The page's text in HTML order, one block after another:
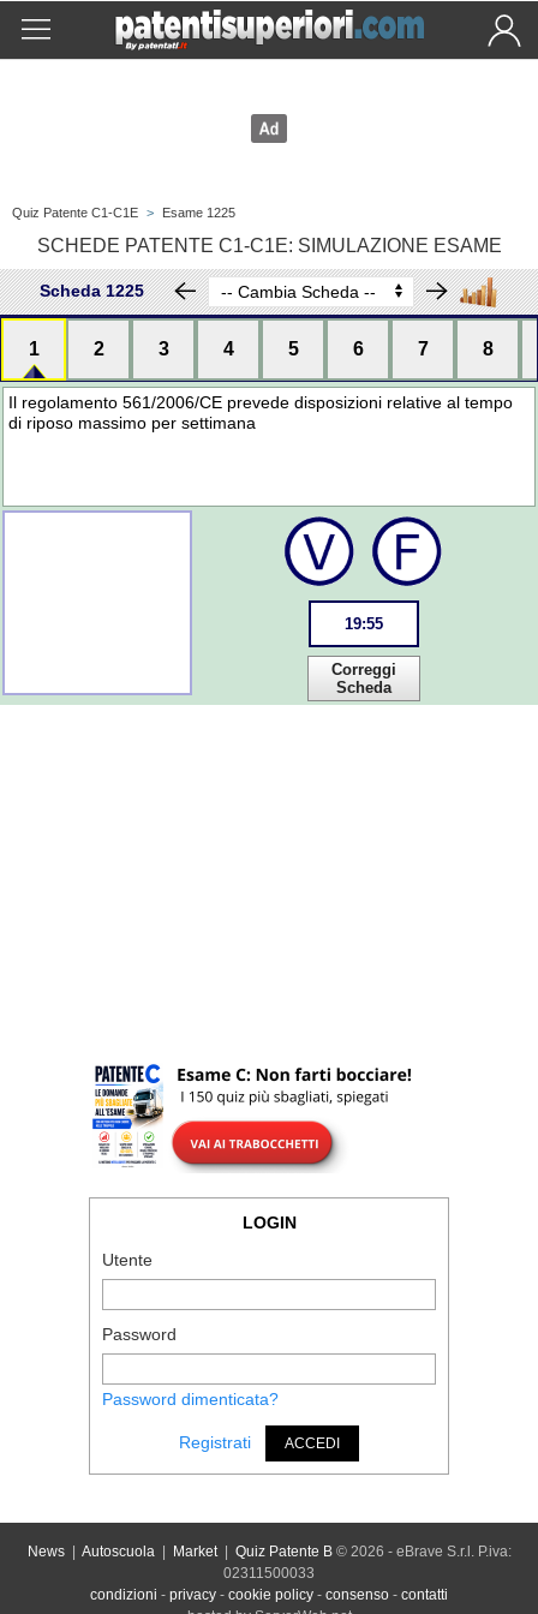
Quiz Patente C1-C1E > Esame 1225
SCHEDE PATENTE C1-C1E: SIMULAZIONE ESAME
Scheda 1225
1 2 3 4 5 6 7 8
Il regolamento 561/2006/CE prevede disposizioni relative al tempo
di riposo massimo per settimana
19:54
Correggi
Scheda
LOGIN
Utente
Password
Password dimenticata?
Registrati ACCEDI
News| Autoscuola| Market| Quiz Patente B© 2026 - eBrave S.r.l. P.iva:
02311500033
condizioni - privacy - cookie policy - consenso - contatti